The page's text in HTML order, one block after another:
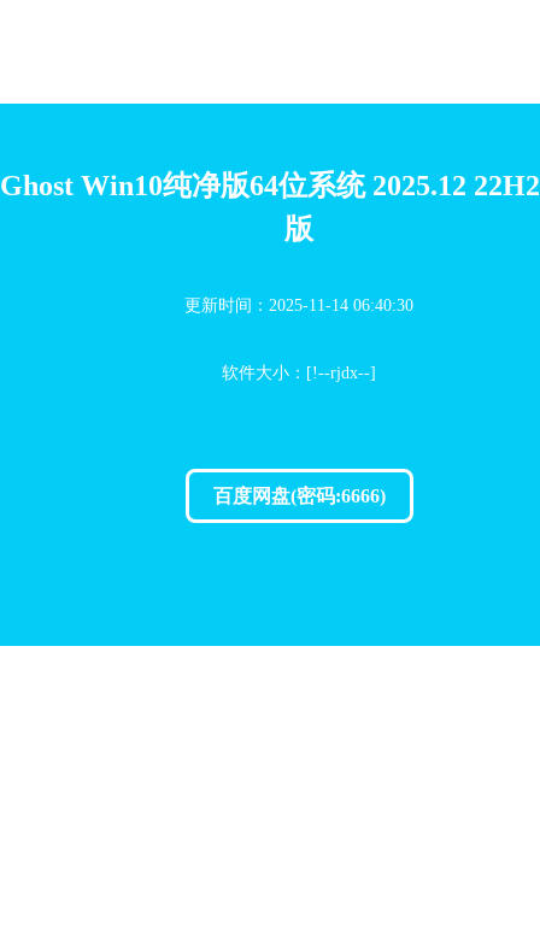
Ghost Win10纯净版64位系统 2025.12
版
更新时间：2025-11-14 06:40:30
软件大小：[!--rjdx--]
百度网盘(密码:6666)